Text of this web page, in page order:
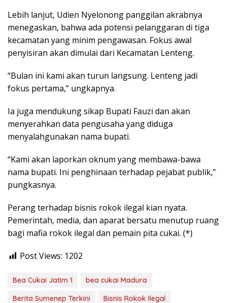
Lebih lanjut, Udien Nyelonong panggilan akrabnya
menegaskan, bahwa ada potensi pelanggaran di tiga
kecamatan yang minim pengawasan. Fokus awal
penyisiran akan dimulai dari Kecamatan Lenteng.
“Bulan ini kami akan turun langsung. Lenteng jadi
fokus pertama,” ungkapnya.
Ia juga mendukung sikap Bupati Fauzi dan akan
menyerahkan data pengusaha yang diduga
menyalahgunakan nama bupati.
“Kami akan laporkan oknum yang membawa-bawa
nama bupati. Ini penghinaan terhadap pejabat publik,”
pungkasnya.
Perang terhadap bisnis rokok ilegal kian nyata.
Pemerintah, media, dan aparat bersatu menutup ruang
bagi mafia rokok ilegal dan pemain pita cukai. (*)
Post Views: 1202
Bea Cukai Jatim 1
bea cukai Madura
Berita Sumenep Terkini
Bisnis Rokok Ilegal